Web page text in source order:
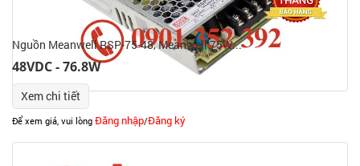
Nguồn Meanwell RSP-75-48, Meanwell 75W...
48VDC - 76.8W
Xem chi tiết
Để xem giá, vui lòng Đăng nhập/Đăng ký